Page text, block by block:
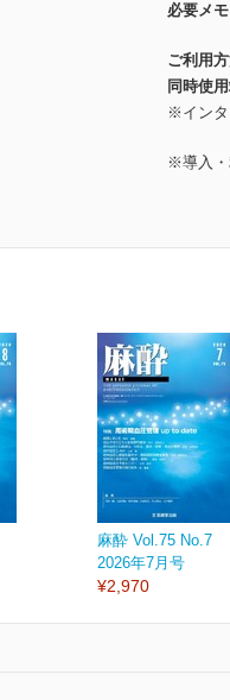
必要メ
ご利用
同時使
※インタ
※導入・
麻酔 Vol.75 No.7
2026年7月号
¥2,970